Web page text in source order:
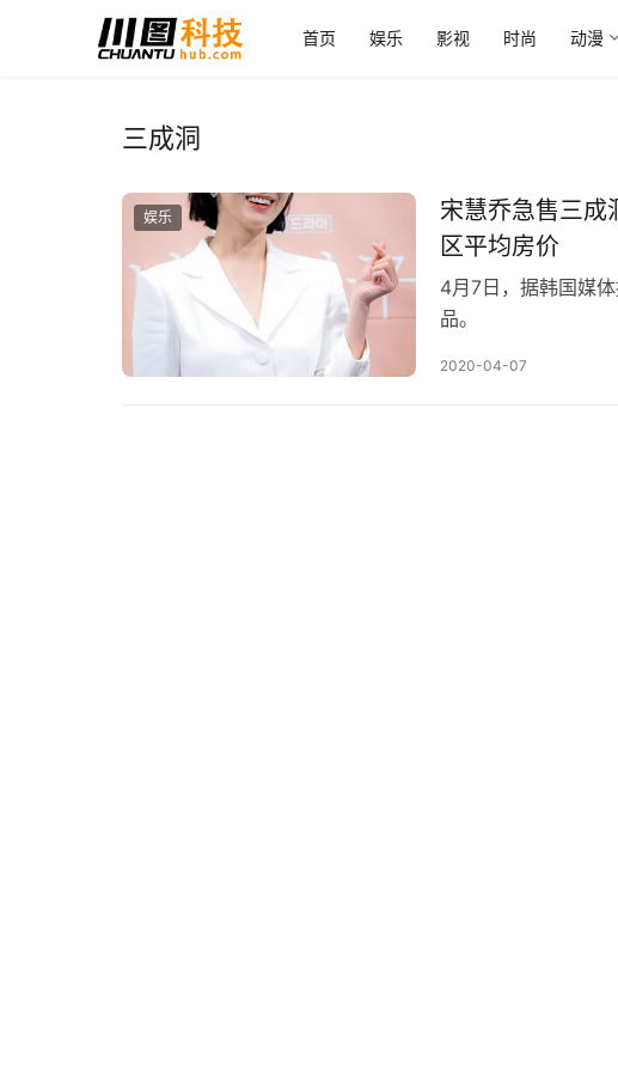
首页 娱乐 影视 时尚 动漫
三成洞
娱乐
宋慧乔急售三成
区平均房价
4月7日，据韩国媒
品。
2020-04-07